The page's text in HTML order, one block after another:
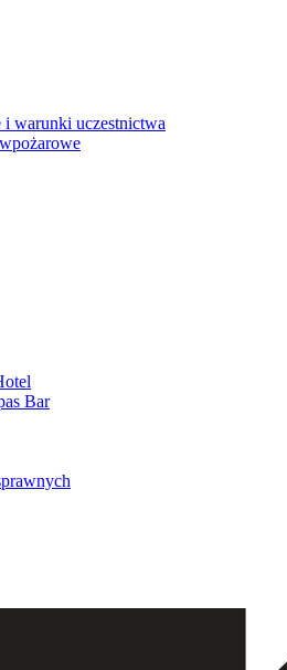
i warunki uczestnictwa
Bar